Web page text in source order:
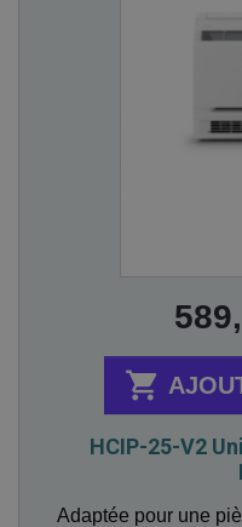

HCIP-25-V2
Adaptée pour une